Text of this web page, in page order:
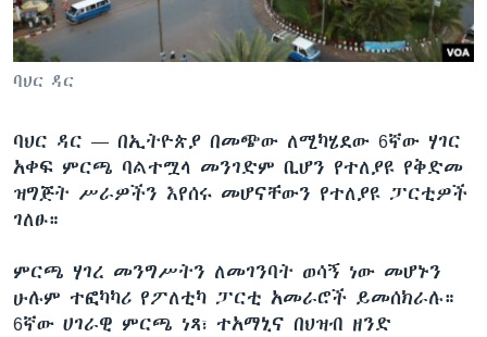
ቋንቋዎች
ባህር ዳር
ባህር ዳር — በኢትዮጵያ በመጭው ለሚካሄደው 6ኛው ሃገር
አቀፍ ምርጫ ባልተሟላ መንገድም ቢሆን የተለያዩ የቅድመ
ዝግጅት ሥራዎችን እየሰሩ መሆናቸውን የተለያዩ ፓርቲዎች
ገለፁ።
ምርጫ ሃገረ መንግሥትን ለመገንባት ወሳኝ ነው መሆኑን
ሁሉም ተፎካካሪ የፖለቲካ ፓርቲ አመራሮች ይመሰክራሉ።
6ኛው ሀገራዊ ምርጫ ነጻ፣ ተአማኒና በህዝብ ዘንድ